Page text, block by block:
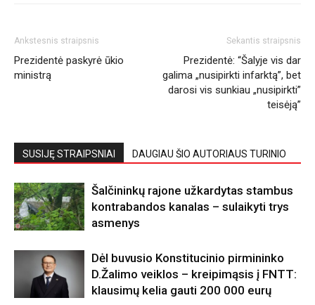
Ankstesnis straipsnis
Prezidentė paskyrė ūkio
ministrą
Sekantis straipsnis
Prezidentė: “Šalyje vis dar
galima „nusipirkti infarktą”, bet
darosi vis sunkiau „nusipirkti”
teisėją”
SUSIJĘ STRAIPSNIAI DAUGIAU ŠIO AUTORIAUS TURINIO
Šalčininkų rajone užkardytas stambus
kontrabandos kanalas – sulaikyti trys
asmenys
Dėl buvusio Konstitucinio pirmininko
D.Žalimo veiklos – kreipimąsis į FNTT:
klausimų kelia gauti 200 000 eurų